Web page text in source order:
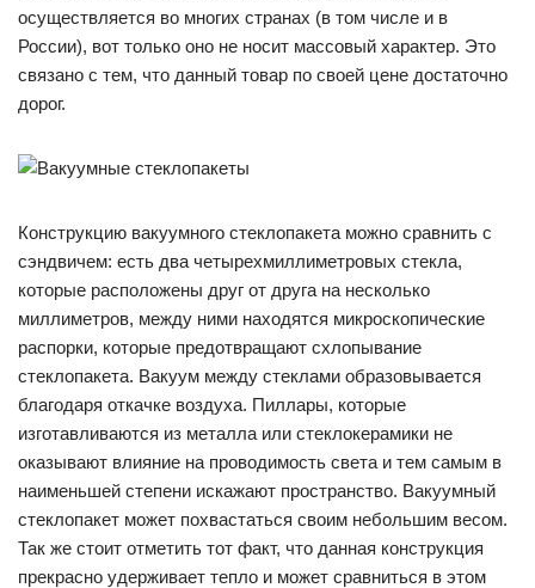
осуществляется во многих странах (в том числе и в
России), вот только оно не носит массовый характер. Это
связано с тем, что данный товар по своей цене достаточно
дорог.
Конструкцию вакуумного стеклопакета можно сравнить с
сэндвичем: есть два четырехмиллиметровых стекла,
которые расположены друг от друга на несколько
миллиметров, между ними находятся микроскопические
распорки, которые предотвращают схлопывание
стеклопакета. Вакуум между стеклами образовывается
благодаря откачке воздуха. Пиллары, которые
изготавливаются из металла или стеклокерамики не
оказывают влияние на проводимость света и тем самым в
наименьшей степени искажают пространство. Вакуумный
стеклопакет может похвастаться своим небольшим весом.
Так же стоит отметить тот факт, что данная конструкция
прекрасно удерживает тепло и может сравниться в этом